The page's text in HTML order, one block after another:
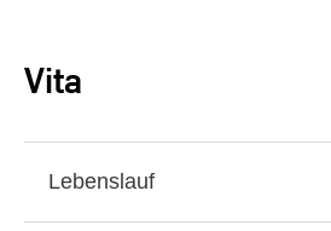
Vita
Lebenslauf